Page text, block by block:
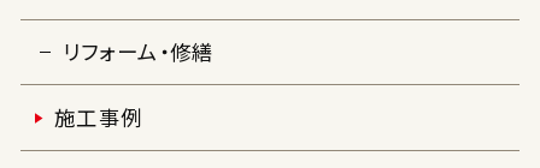
リノベーション
リフォーム・修繕
施工事例